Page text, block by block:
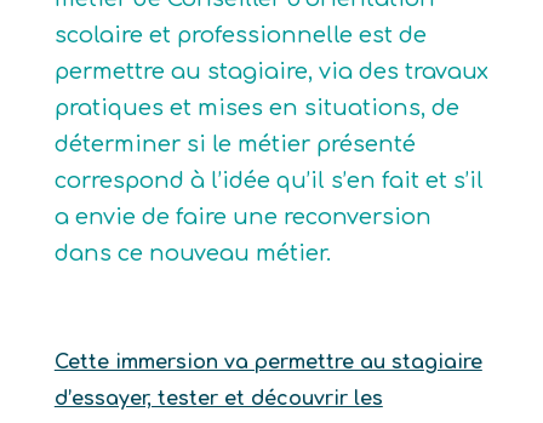
scolaire et professionnelle est de
permettre au stagiaire, via des travaux
pratiques et mises en situations, de
déterminer si le métier présenté
correspond à l’idée qu’il s’en fait et s’il
a envie de faire une reconversion
dans ce nouveau métier.
Cette immersion va permettre au stagiaire
d’essayer, tester et découvrir les